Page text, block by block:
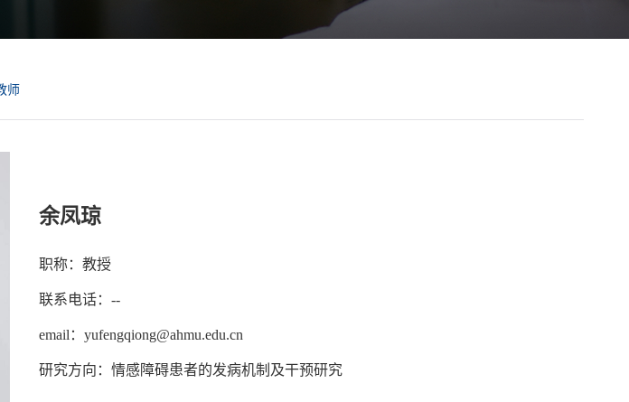
师
余凤琼
职称：教授
联系电话：--
email：yufengqiong@ahmu.edu.cn
研究方向：情感障碍患者的发病机制及干预研究